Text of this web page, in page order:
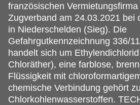
französischen Vermietungsfirma
Zugverband am 24.03.2021 bei
in Niederschelden (Sieg). Die
Gefahrgutkennzeichnung 336/
handelt sich um
Chloräther), eine farblose,
Flüssigkeit mit
chemische Verbindung gehört
Chlorkohlenwasserstoffen.